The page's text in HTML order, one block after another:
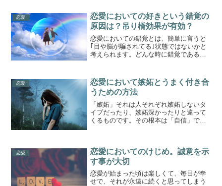
恋愛依存性通常依存症とい...
恋愛
恋愛においての好きという錯覚の
原因は？吊り橋効果が有効？
恋愛においての錯覚とは、簡単に言うと
｢目や脳が騙されてる｣状態ではないかと
考えられます。どんな時に錯覚である状
り橋効果吊り橋効果とは、ドキドキする
場面、その中でも例えば...
恋愛
恋愛において嫉妬とうまく付き合
うための方法
「嫉妬」それは人それぞれ嫉妬しないタ
イプだったり、嫉妬深かったりと違って
くるものです。その根本は「自信」では
恋人の異性の友達、過去の...
恋愛
恋愛においてのけじめ。誠意を示
す事が大切
恋愛が始まった頃は楽しくて、毎日が幸
せで、それが永遠に続くと思ってしまう